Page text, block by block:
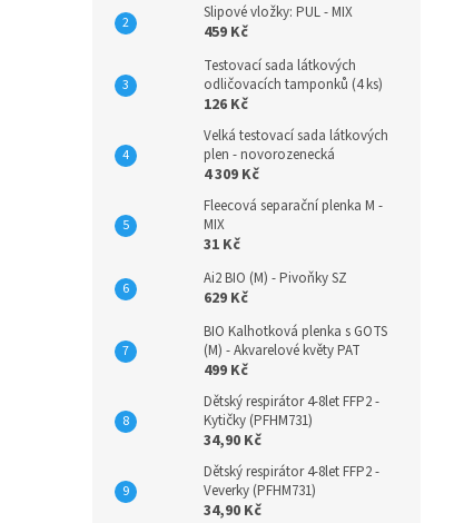
Slipové vložky: PUL - MIX
459 Kč
Testovací sada látkových
odličovacích tamponků (4 ks)
126 Kč
Velká testovací sada látkových
plen - novorozenecká
4 309 Kč
Fleecová separační plenka M -
MIX
31 Kč
Ai2 BIO (M) - Pivoňky SZ
629 Kč
BIO Kalhotková plenka s GOTS
(M) - Akvarelové květy PAT
499 Kč
Dětský respirátor 4-8let FFP2 -
Kytičky (PFHM731)
34,90 Kč
Dětský respirátor 4-8let FFP2 -
Veverky (PFHM731)
34,90 Kč